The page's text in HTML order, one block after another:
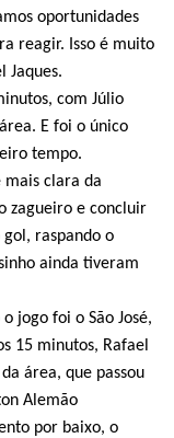
oportunidades
reagir. Isso é muito
Jaques.
com Júlio
E foi o único
tempo.
mais clara da
zagueiro e concluir
raspando o
ainda tiveram
jogo foi o São José,
15 minutos, Rafael
área, que passou
Alemão
por baixo, o